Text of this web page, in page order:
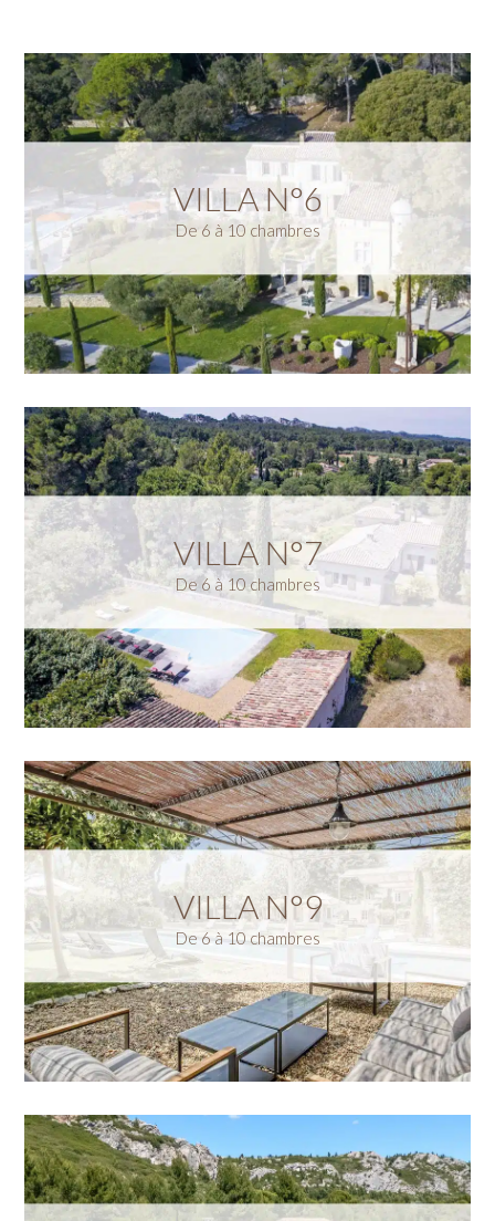
VILLA N°6
De 6 à 10 chambres
VILLA N°7
De 6 à 10 chambres
VILLA N°9
De 6 à 10 chambres